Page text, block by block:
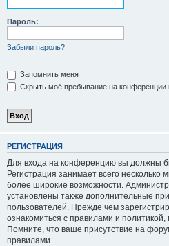
Пароль:
Забыли пароль?
Запомнить меня
Скрыть моё пребывание на конференции
РЕГИСТРАЦИЯ
Для входа на конференцию вы должны
Регистрация занимает всего несколько
более широкие возможности.
установлены также дополнительные
пользователей. Прежде чем
ознакомиться с правилами и
Помните, что ваше присутствие на
правилами.